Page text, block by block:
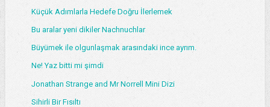
Küçük Adımlarla Hedefe Doğru İlerlemek
Bu aralar yeni dikiler Nachnuchlar
Büyümek ile olgunlaşmak arasındaki ince ayrım.
Ne! Yaz bitti mi şimdi
Jonathan Strange and Mr Norrell Mini Dizi
Sihirli Bir Fısıltı